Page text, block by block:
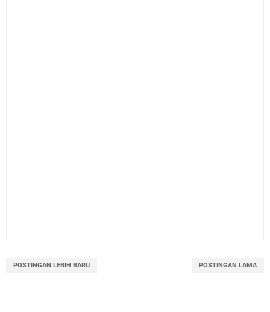
POSTINGAN LEBIH BARU POSTINGAN LAMA